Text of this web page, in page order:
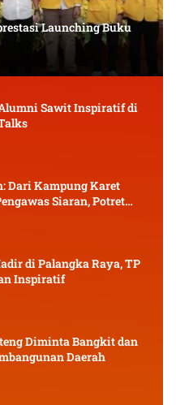
Launching Buku
Sawit Inspiratif di
Dari Kampung Karet
Siaran, Potret
Tengah
di Palangka Raya, TP
Inspiratif
Diminta Bangkit dan
Daerah